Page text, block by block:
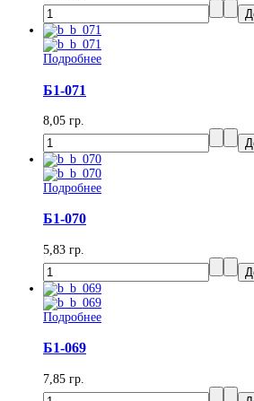
Подробнее
Б1-071
8,05 гр.
Подробнее
Б1-070
5,83 гр.
Подробнее
Б1-069
7,85 гр.